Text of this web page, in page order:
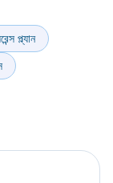
প্ল্যান